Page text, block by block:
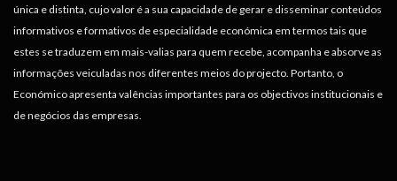
única e distinta, cujo valor é a sua capacidade de gerar e disseminar conteúdos
informativos e formativos de especialidade económica em termos tais que
estes se traduzem em mais-valias para quem recebe, acompanha e absorve as
informações veiculadas nos diferentes meios do projecto. Portanto, o
Económico apresenta valências importantes para os objectivos institucionais e
de negócios das empresas.